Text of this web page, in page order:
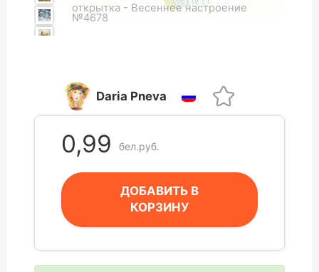
открытка - Весеннее настроение
№4678
Daria Pneva
0,99 бел.руб.
ДОБАВИТЬ В
КОРЗИНУ